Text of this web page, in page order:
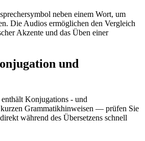
neben einem Wort, um
Die Audios ermöglichen den Vergleich
Akzente und das Üben einer
und
Konjugations - und
Grammatikhinweisen — prüfen Sie
während des Übersetzens schnell